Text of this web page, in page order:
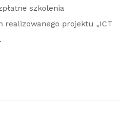
szkolenia
projektu „ICT